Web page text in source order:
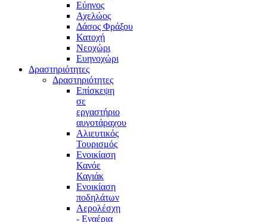
Εύηνος
Αχελώος
Δάσος Φράξου
Κατοχή
Νεοχώρι
Ευηνοχώρι
Δραστηριότητες
Δραστηριότητες
Επίσκεψη
σε
εργαστήριο
αυγοτάραχου
Αλιευτικός
Τουρισμός
Ενοικίαση
Κανόε
Καγιάκ
Ενοικίαση
ποδηλάτων
Αερολέσχη
- Εναέρια